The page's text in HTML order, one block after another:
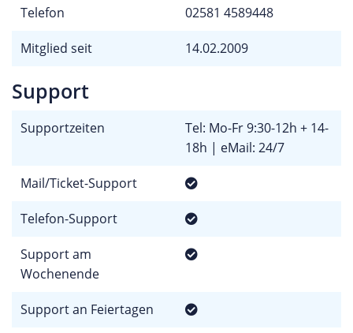
Telefon 02581 4589448
Mitglied seit 14.02.2009
Support
Supportzeiten
Tel: Mo-Fr 9:30-12h + 14-
18h | eMail: 24/7
Mail/Ticket-Support
Telefon-Support
Support am
Wochenende
Support an Feiertagen